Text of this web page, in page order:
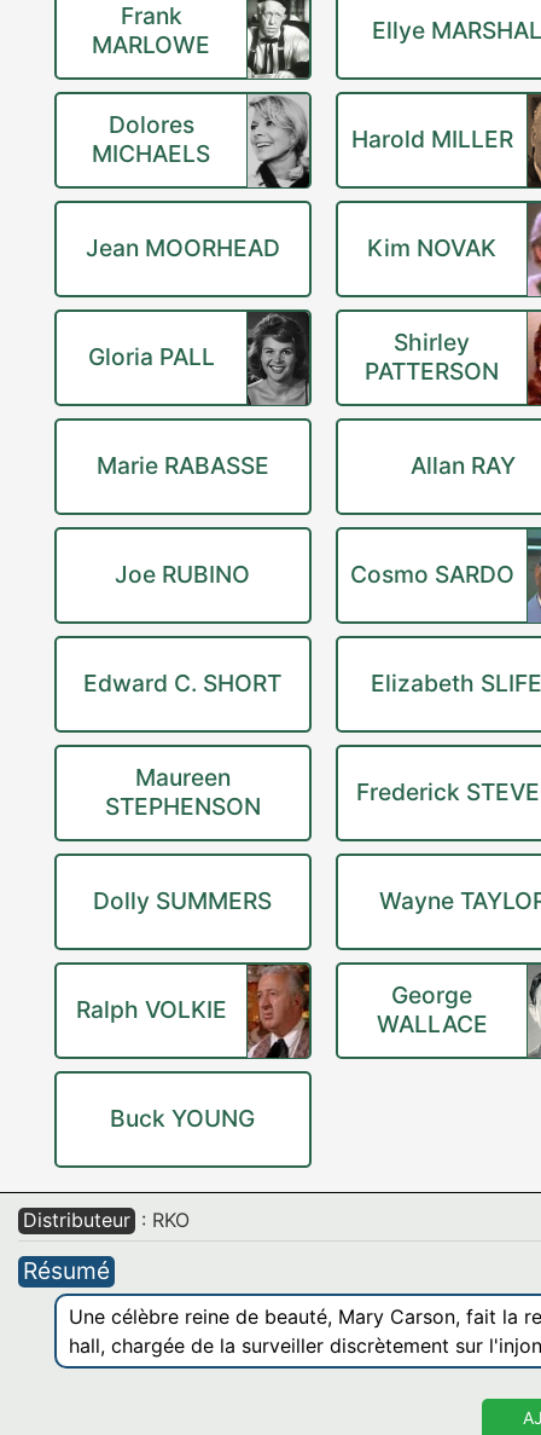
Frank
MARLOWE
Ellye
Dolores
MICHAELS
Harold MILLER
Jean MOORHEAD Kim NOVAK
Gloria PALL
Shirley
PATTERSON
Marie RABASSE Allan RAY
Joe RUBINO Cosmo SARDO
Edward C. SHORT Elizabeth
Maureen
STEPHENSON
Frederick
Dolly SUMMERS Wayne
Ralph VOLKIE
George
WALLACE
Buck YOUNG
Distributeur : RKO
Résumé
Une célèbre reine de beauté, Mary Carson, fait la
hall, chargée de la surveiller discrètement sur